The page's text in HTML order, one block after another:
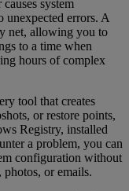
system
unexpected errors. A
net, allowing you to
to a time when
hours of complex
tool that creates
or restore points,
Registry, installed
a problem, you can
configuration without
or emails.